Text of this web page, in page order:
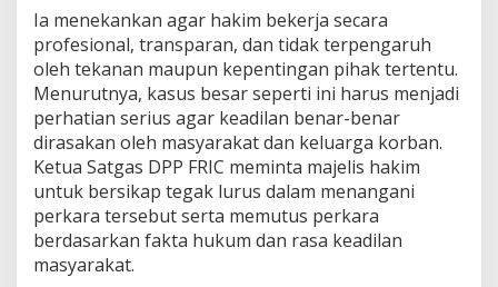
Ia menekankan agar hakim bekerja secara
profesional, transparan, dan tidak terpengaruh
oleh tekanan maupun kepentingan pihak tertentu.
Menurutnya, kasus besar seperti ini harus menjadi
perhatian serius agar keadilan benar-benar
dirasakan oleh masyarakat dan keluarga korban.
Ketua Satgas DPP FRIC meminta majelis hakim
untuk bersikap tegak lurus dalam menangani
perkara tersebut serta memutus perkara
berdasarkan fakta hukum dan rasa keadilan
masyarakat.